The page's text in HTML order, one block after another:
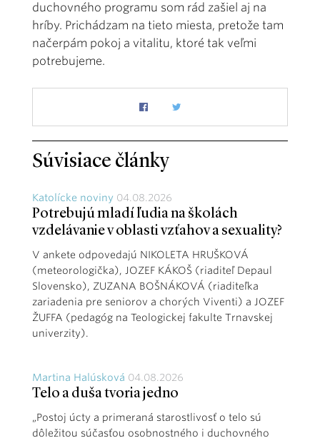
duchovného programu som rád zašiel aj na
hríby. Prichádzam na tieto miesta, pretože tam
načerpám pokoj a vitalitu, ktoré tak veľmi
potrebujeme.
Súvisiace články
Katolícke noviny 04.08.2026
Potrebujú mladí ľudia na školách
vzdelávanie v oblasti vzťahov a sexuality?
V ankete odpovedajú NIKOLETA HRUŠKOVÁ
(meteorologička), JOZEF KÁKOŠ (riaditeľ Depaul
Slovensko), ZUZANA BOŠNÁKOVÁ (riaditeľka
zariadenia pre seniorov a chorých Viventi) a JOZEF
ŽUFFA (pedagóg na Teologickej fakulte Trnavskej
univerzity).
Martina Halúsková 04.08.2026
Telo a duša tvoria jedno
„Postoj úcty a primeraná starostlivosť o telo sú
dôležitou súčasťou osobnostného i duchovného